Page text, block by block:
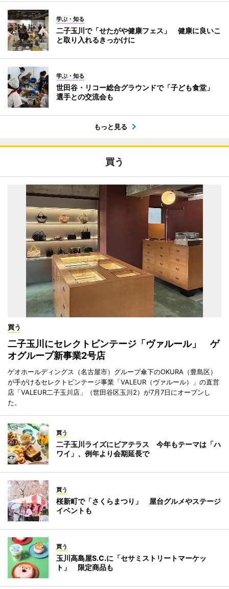
学ぶ・知る
二子玉川で「せたがや健康フェス」 健康に良いこ
と取り入れるきっかけに
学ぶ・知る
世田谷・リコー総合グラウンドで「子ども食堂」
選手との交流会も
もっと見る
買う
買う
二子玉川にセレクトビンテージ「ヴァルール」 ゲ
オグループ新事業2号店
ゲオホールディングス（名古屋市）グループ傘下のOKURA（豊島区）
が手がけるセレクトビンテージ事業「VALEUR（ヴァルール）」の直営
店「VALEUR二子玉川店」（世田谷区玉川2）が7月7日にオープンし
た。
買う
二子玉川ライズにビアテラス 今年もテーマは「ハ
ワイ」、例年より会期延長で
買う
桜新町で「さくらまつり」 屋台グルメやステージ
イベントも
買う
玉川高島屋S.C.に「セサミストリートマーケッ
ト」 限定商品も